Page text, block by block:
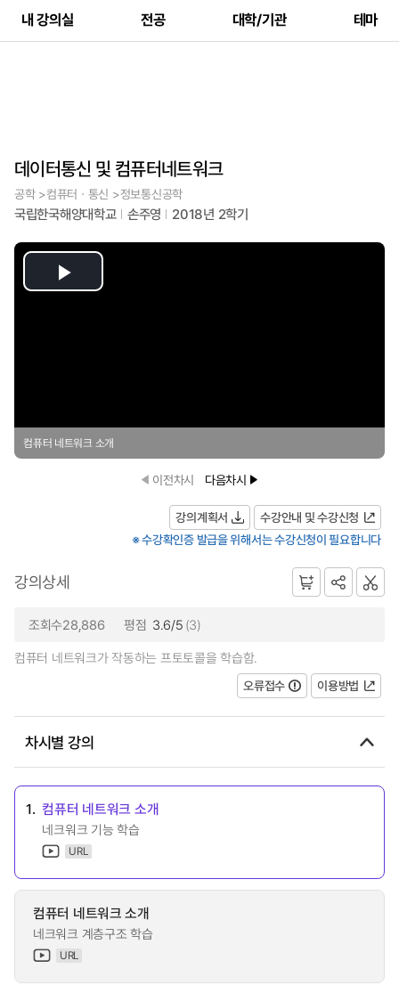
내 강의실 전공 대학/기관 테마
데이터통신 및 컴퓨터네트워크
공학 >컴퓨터ㆍ통신 >정보통신공학
국립한국해양대학교 손주영 2018년 2학기
Play
컴퓨터 네트워크 소개
이전차시 다음차시
강의계획서
수강안내 및 수강신청
※ 수강확인증 발급을 위해서는 수강신청이 필요합니다
강의상세
조회수28,886 평점 3.6/5 (3)
컴퓨터 네트워크가 작동하는 프토토콜을 학습함.
오류접수
이용방법
차시별 강의
1. 컴퓨터 네트워크 소개
네크워크 기능 학습
URL
컴퓨터 네트워크 소개
네크워크 계층구조 학습
URL